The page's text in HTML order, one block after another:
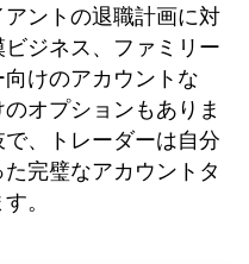
ントの退職計画に対
ジネス、ファミリー
けのアカウントな
オプションもありま
、トレーダーは自分
完璧なアカウントタ
。